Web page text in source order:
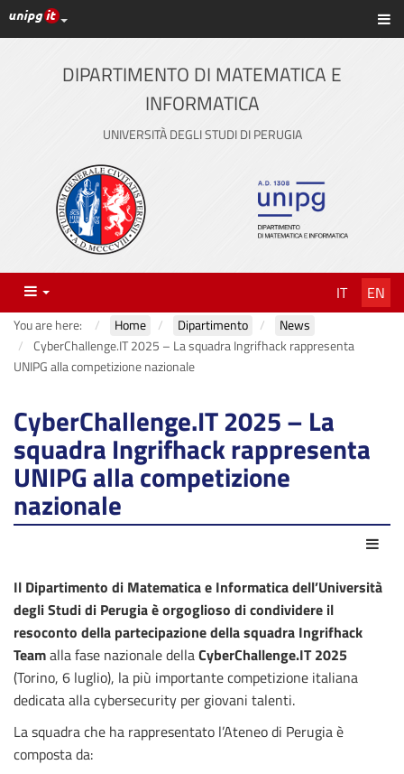
Skip
to
UniPG top links
DIPARTIMENTO DI MATEMATICA E
INFORMATICA
UNIVERSITÀ DEGLI STUDI DI PERUGIA
Menu IT EN
You are here: Home Dipartimento
News
CyberChallenge.IT 2025 – La squadra Ingrifhack rappresenta
UNIPG alla competizione nazionale
CyberChallenge.IT 2025 – La
squadra Ingrifhack rappresenta
UNIPG alla competizione
nazionale
Il Dipartimento di Matematica e Informatica dell’Università
degli Studi di Perugia è orgoglioso di condividere il
resoconto della partecipazione della squadra Ingrifhack
Teamalla fase nazionale dellaCyberChallenge.IT 2025
(Torino, 6 luglio), la più importante competizione italiana
dedicata alla cybersecurity per giovani talenti.
La squadra che ha rappresentato l’Ateneo di Perugia è
composta da: